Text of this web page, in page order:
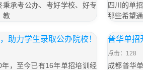
承考公办、考好学校、好专
教
四川的单
那些希望
力学生录取公办院校！
，至今已有16年单招培训经
普华单招
点击：128
成都普华